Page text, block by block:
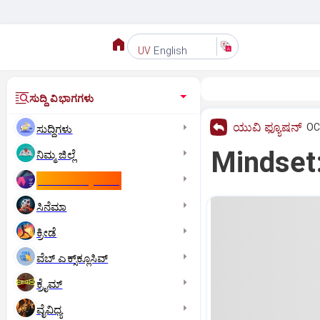
UV English
ಸುದ್ದಿ ವಿಭಾಗಗಳು
ಸುದ್ದಿಗಳು
ನಿಮ್ಮ ಜಿಲ್ಲೆ
ಸಿನೆಮಾ
ಕ್ರೀಡೆ
ವೆಬ್ ಎಕ್ಸ್‌ಕ್ಲೂಸಿವ್
ಕ್ರೈಮ್
ವೈವಿಧ್ಯ
ಯುವಿ ಫ್ಯೂಷನ್